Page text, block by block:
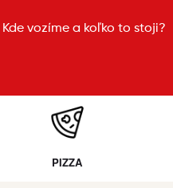
Kde vozíme a koľko to stoji?
PIZZA